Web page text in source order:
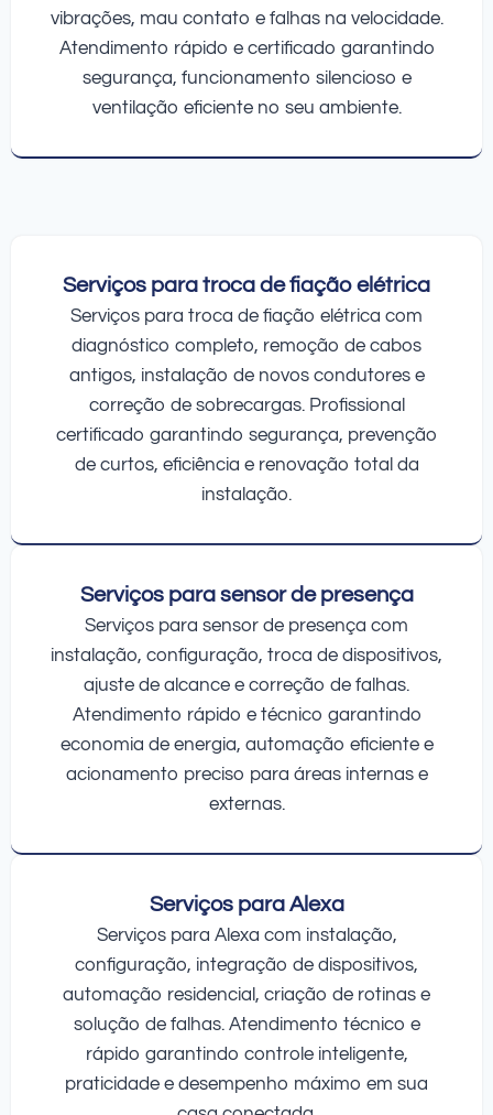
vibrações, mau contato e falhas na velocidade.
Atendimento rápido e certificado garantindo
segurança, funcionamento silencioso e
ventilação eficiente no seu ambiente.
Serviços para troca de fiação elétrica
Serviços para troca de fiação elétrica com
diagnóstico completo, remoção de cabos
antigos, instalação de novos condutores e
correção de sobrecargas. Profissional
certificado garantindo segurança, prevenção
de curtos, eficiência e renovação total da
instalação.
Serviços para sensor de presença
Serviços para sensor de presença com
instalação, configuração, troca de dispositivos,
ajuste de alcance e correção de falhas.
Atendimento rápido e técnico garantindo
economia de energia, automação eficiente e
acionamento preciso para áreas internas e
externas.
Serviços para Alexa
Serviços para Alexa com instalação,
configuração, integração de dispositivos,
automação residencial, criação de rotinas e
solução de falhas. Atendimento técnico e
rápido garantindo controle inteligente,
praticidade e desempenho máximo em sua